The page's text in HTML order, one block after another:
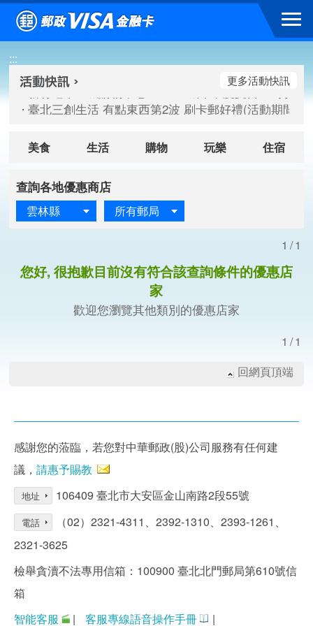
跳到主要內容區塊
:::
新竹遠東巨城購物中心 2026巨城年中慶夏日BIG好刷(
桃園大江國際購物中心 好饗去大江檔期(活動期間：
新竹遠東巨城購物中心 2026巨城年中慶夏日BIG好刷(
臺北三創生活 有點東西第2波 刷卡郵好禮(活動期間：
更多活動快訊
美食 生活 購物 玩樂 住宿
查詢各地優惠商店
雲林縣 所有郵局
1/1
您好, 很抱歉目前沒有符合該查詢條件的優惠店
家
歡迎您瀏覽其他類別的優惠店家
1/1
回網頁頂端
感謝您的蒞臨，若您對中華郵政(股)公司服務有任何建
議， 請惠予賜教
地址 106409 臺北市大安區金山南路2段55號
電話
（02）2321-4311、2392-1310、2393-1261、
2321-3625
檢舉貪瀆不法專用信箱：100900 臺北北門郵局第610號信
箱
智能客服
| 客服專線語音操作手冊 |